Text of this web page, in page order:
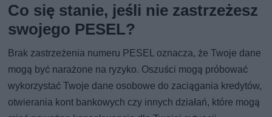
Co się stanie, jeśli nie zastrzeżesz
swojego PESEL?
Brak zastrzeżenia numeru PESEL oznacza, że Twoje dane
mogą być narażone na ryzyko. Oszuści mogą próbować
wykorzystać Twoje dane osobowe do zaciągania kredytów,
otwierania kont bankowych czy innych działań, które mogą